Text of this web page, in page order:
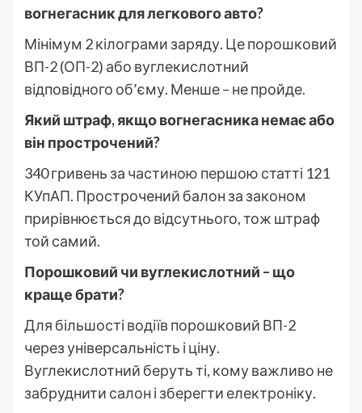
вогнегасник для легкового авто?
Мінімум 2 кілограми заряду. Це порошковий
ВП-2 (ОП-2) або вуглекислотний
відповідного об’єму. Менше – не пройде.
Який штраф, якщо вогнегасника немає або
він прострочений?
340 гривень за частиною першою статті 121
КУпАП. Прострочений балон за законом
прирівнюється до відсутнього, тож штраф
той самий.
Порошковий чи вуглекислотний – що
краще брати?
Для більшості водіїв порошковий ВП-2
через універсальність і ціну.
Вуглекислотний беруть ті, кому важливо не
забруднити салон і зберегти електроніку.